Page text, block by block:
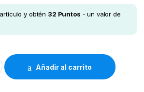
y obtén 32 Puntos - un valor de
de salud para la diabetes, 60
Añadir al carrito